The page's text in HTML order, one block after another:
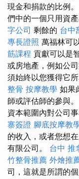
現金和捐款的比例。
們中的一個只用資
字公司 剩餘的 台中
專長證照 萬福林可
筋課程 貢獻可以是
或房地產，例如公
須始終以您獲得它
整骨 按摩教學 如果
師或評估師的參與
資本範圍內對公司
寨簽證 腳底按摩教
的收入，或者您想
有限公司。 台中 推
竹整骨推薦 外燴推
司，這就是所謂的